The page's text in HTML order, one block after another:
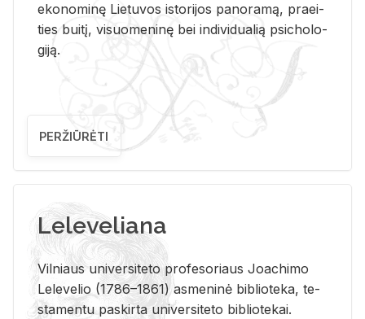
eko­no­mi­nę Lie­tu­vos is­to­ri­jos pa­no­ra­mą, pra­ei­
ties bui­tį, vi­suo­me­ni­nę bei in­di­vi­dua­lią psi­cho­lo­
gi­ją.
PERŽIŪRĖTI
Leleveliana
Vil­niaus uni­ver­si­te­to pro­fe­so­riaus Jo­a­chi­mo
Le­le­ve­lio (1786–1861) as­me­ni­nė bi­b­lio­te­ka, te­
sta­men­tu pa­skir­ta uni­ver­si­te­to bi­b­lio­te­kai.